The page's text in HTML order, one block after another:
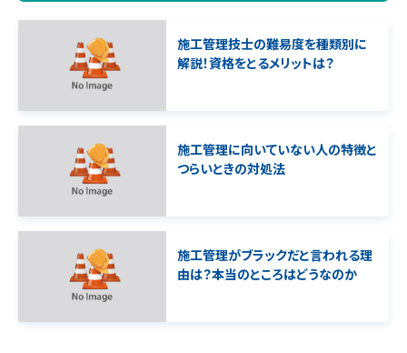
施工管理技士の難易度を種類別に
解説！資格をとるメリットは？
施工管理に向いていない人の特徴と
つらいときの対処法
施工管理がブラックだと言われる理
由は？本当のところはどうなのか